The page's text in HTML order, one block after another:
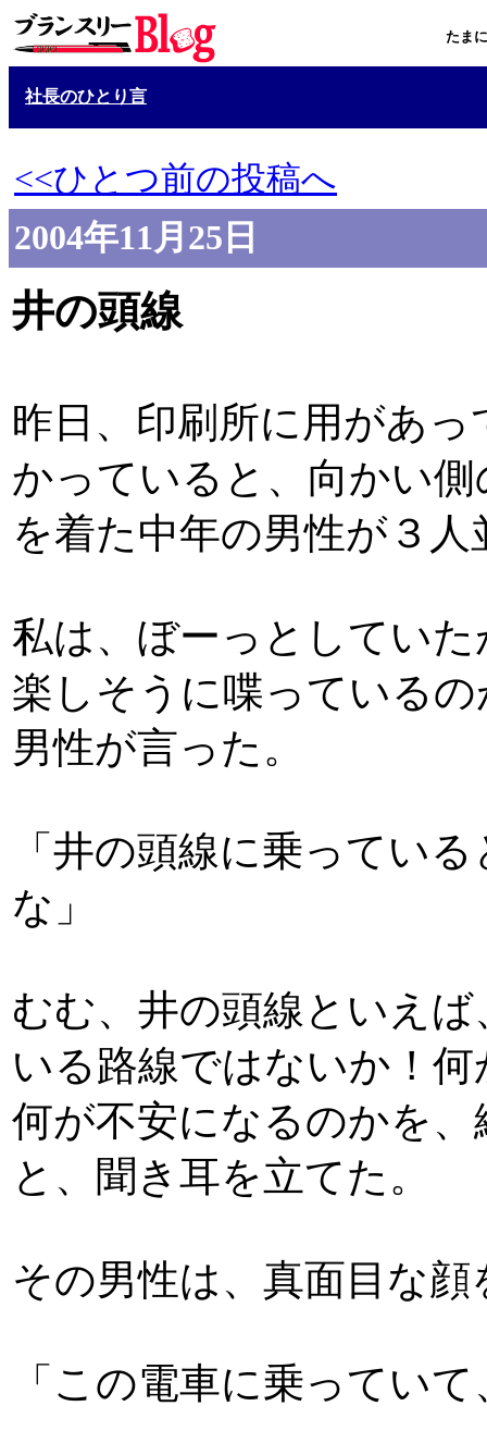
たま
社長のひとり言
<<ひとつ前の投稿へ
2004年11月25日
井の頭線
昨日、印刷所に用があ
かっていると、向かい
を着た中年の男性が３
私は、ぼーっとしてい
楽しそうに喋っている
男性が言った。
「井の頭線に乗ってい
な」
むむ、井の頭線といえ
いる路線ではないか！
何が不安になるのかを
と、聞き耳を立てた。
その男性は、真面目な
「この電車に乗ってい